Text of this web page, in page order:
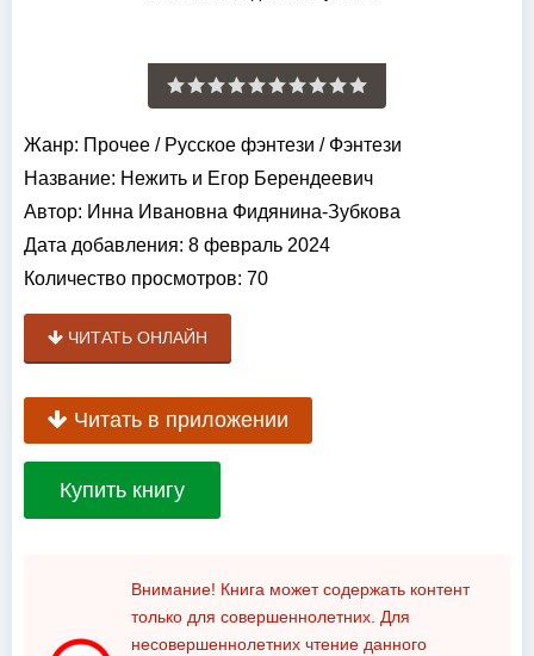
Жанр: Прочее / Русское фэнтези / Фэнтези
Название: Нежить и Егор Берендеевич
Автор: Инна Ивановна Фидянина-Зубкова
Дата добавления: 8 февраль 2024
Количество просмотров: 70
ЧИТАТЬ ОНЛАЙН
Читать в приложении
Купить книгу
Внимание! Книга может содержать контент
только для совершеннолетних. Для
несовершеннолетних чтение данного